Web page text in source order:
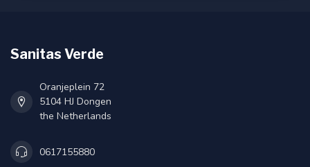
Sanitas Verde
Oranjeplein 72
5104 HJ Dongen
the Netherlands
0617155880